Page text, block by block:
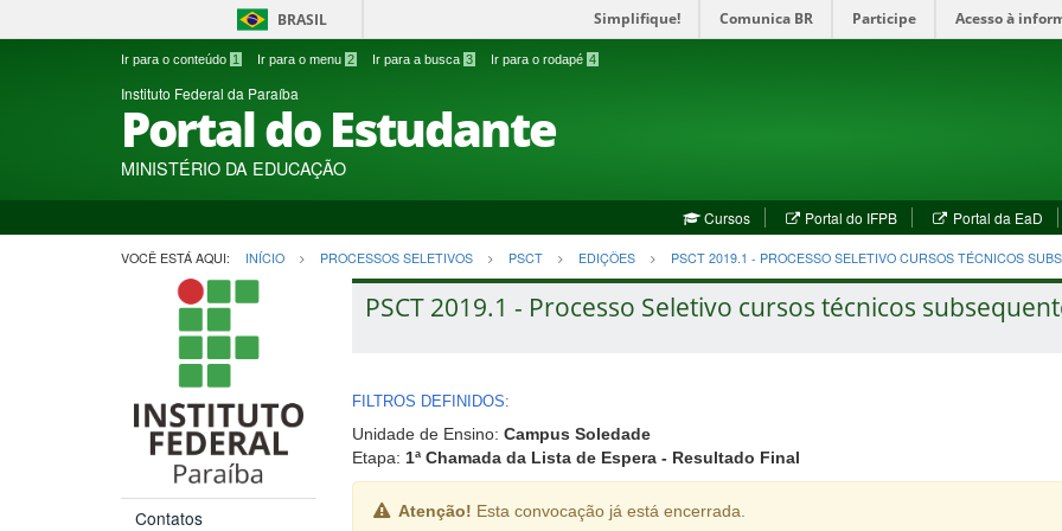
BRASIL Simplifique! Comunica BR Participe Acesso à
Ir para o conteúdo 1 Ir para o menu 2 Ir para a busca 3 Ir para o rodapé 4
Instituto Federal da Paraíba
Portal do Estudante
MINISTÉRIO DA EDUCAÇÃO
Cursos Portal do IFPB(abre
em
nova
janela)
Portal da EaD
em
VOCÊ ESTÁ AQUI: INÍCIO PROCESSOS SELETIVOS PSCT EDIÇÕES PSCT 2019.1 - PROCESSO SELETIVO CURSOS TÉCNICOS
Contatos
PSCT 2019.1 - Processo Seletivo cursos técnicos
FILTROS DEFINIDOS:
Unidade de Ensino: Campus Soledade
Etapa: 1ª Chamada da Lista de Espera - Resultado Final
Atenção! Esta convocação já está encerrada.